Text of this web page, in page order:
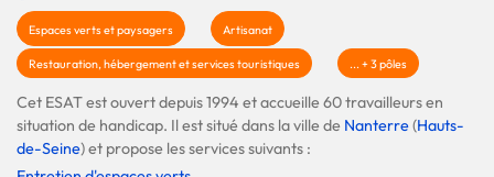
Espaces verts et paysagers Artisanat
Restauration, hébergement et services touristiques ... + 3 pôles
Cet ESAT est ouvert depuis 1994 et accueille 60 travailleurs en
situation de handicap. Il est situé dans la ville de Nanterre(Hauts-
de-Seine) et propose les services suivants :